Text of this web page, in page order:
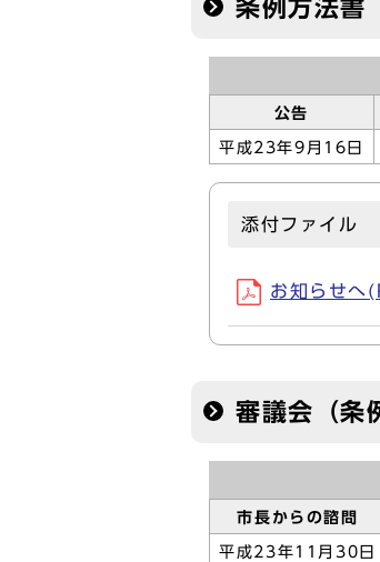
条例方法書
公告
平成23年9月16日
添付ファイル
お知らせ
審議会（条
市長からの諮問
平成23年11月30日